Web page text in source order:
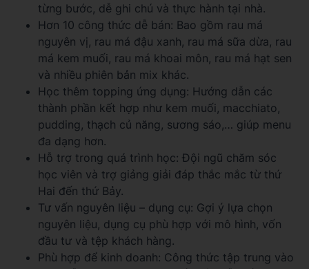
từng bước, dễ ghi chú và thực hành tại nhà.
Hơn 10 công thức dễ bán: Bao gồm rau má
nguyên vị, rau má đậu xanh, rau má sữa dừa, rau
má kem muối, rau má khoai môn, rau má hạt sen
và nhiều phiên bản mix khác.
Học thêm topping ứng dụng: Hướng dẫn các
thành phần kết hợp như kem muối, macchiato,
pudding, thạch củ năng, sương sáo,… giúp menu
đa dạng hơn.
Hỗ trợ trong quá trình học: Đội ngũ chăm sóc
học viên và trợ giảng giải đáp thắc mắc từ thứ
Hai đến thứ Bảy.
Tư vấn nguyên liệu – dụng cụ: Gợi ý lựa chọn
nguyên liệu, dụng cụ phù hợp với mô hình, vốn
đầu tư và tệp khách hàng.
Phù hợp để kinh doanh: Công thức tập trung vào